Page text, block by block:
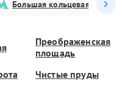
Большая кольцевая
Преображенская
площадь
Чистые пруды